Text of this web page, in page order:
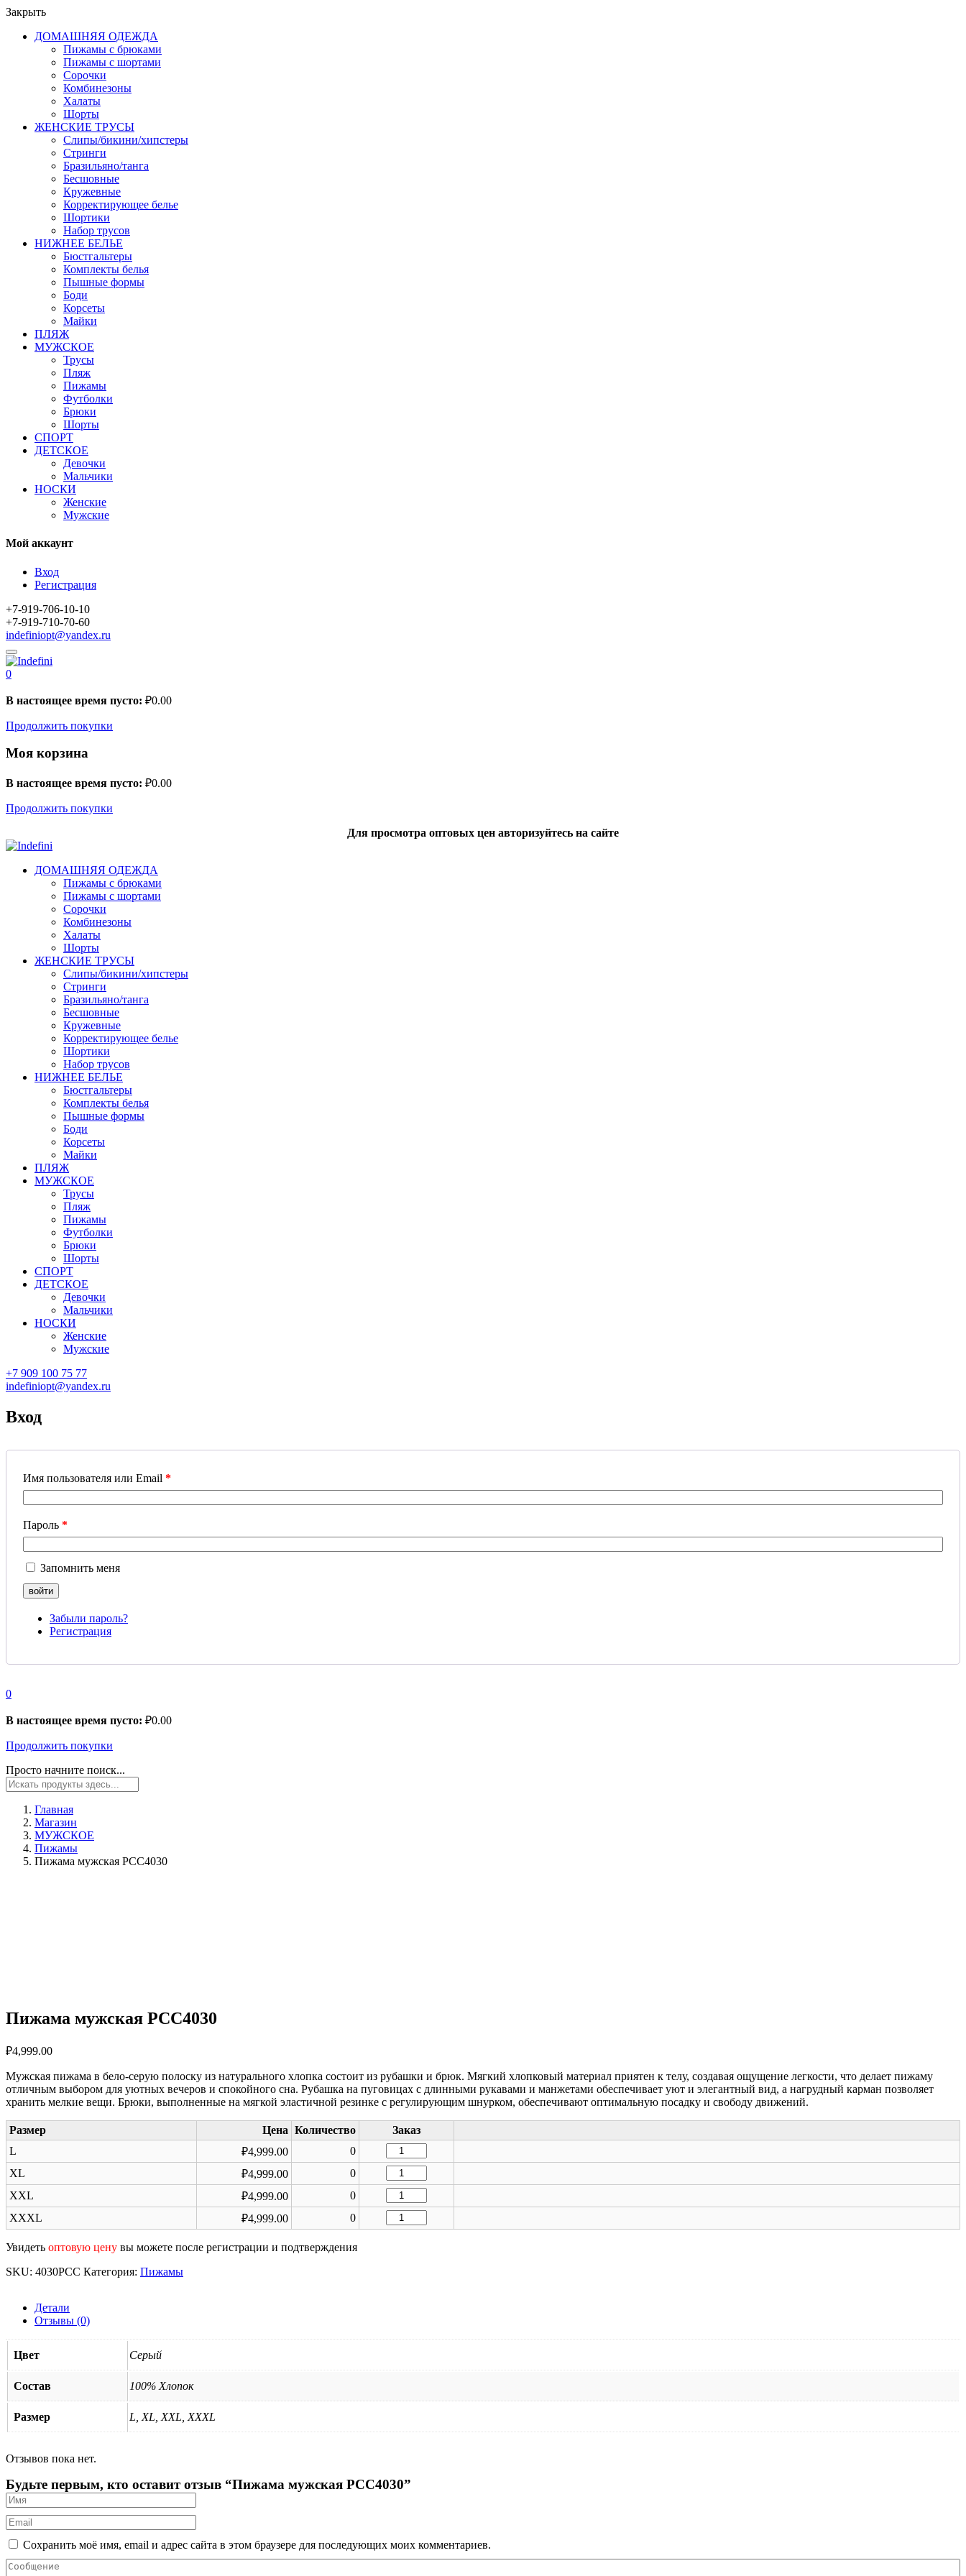
Закрыть
ДОМАШНЯЯ ОДЕЖДА
Пижамы с брюками
Пижамы с шортами
Сорочки
Комбинезоны
Халаты
Шорты
ЖЕНСКИЕ ТРУСЫ
Слипы/бикини/хипстеры
Стринги
Бразильяно/танга
Бесшовные
Кружевные
Корректирующее белье
Шортики
Набор трусов
НИЖНЕЕ БЕЛЬЕ
Бюстгальтеры
Комплекты белья
Пышные формы
Боди
Корсеты
Майки
ПЛЯЖ
МУЖСКОЕ
Трусы
Пляж
Пижамы
Футболки
Брюки
Шорты
СПОРТ
ДЕТСКОЕ
Девочки
Мальчики
НОСКИ
Женские
Мужские
Мой аккаунт
Вход
Регистрация
+7-919-706-10-10
+7-919-710-70-60
indefiniopt@yandex.ru
0
В настоящее время пусто: ₽0.00
Продолжить покупки
Моя корзина
В настоящее время пусто: ₽0.00
Продолжить покупки
Для просмотра оптовых цен авторизуйтесь на сайте
ДОМАШНЯЯ ОДЕЖДА
Пижамы с брюками
Пижамы с шортами
Сорочки
Комбинезоны
Халаты
Шорты
ЖЕНСКИЕ ТРУСЫ
Слипы/бикини/хипстеры
Стринги
Бразильяно/танга
Бесшовные
Кружевные
Корректирующее белье
Шортики
Набор трусов
НИЖНЕЕ БЕЛЬЕ
Бюстгальтеры
Комплекты белья
Пышные формы
Боди
Корсеты
Майки
ПЛЯЖ
МУЖСКОЕ
Трусы
Пляж
Пижамы
Футболки
Брюки
Шорты
СПОРТ
ДЕТСКОЕ
Девочки
Мальчики
НОСКИ
Женские
Мужские
+7 909 100 75 77
indefiniopt@yandex.ru
Вход
Имя пользователя или Email *
Пароль *
Запомнить меня
Забыли пароль?
Регистрация
0
В настоящее время пусто: ₽0.00
Продолжить покупки
Просто начните поиск...
Главная
Магазин
МУЖСКОЕ
Пижамы
Пижама мужская PCC4030
Пижама мужская PCC4030
₽4,999.00
Мужская пижама в бело-серую полоску из натурального хлопка состоит из рубашки и брюк. Мягкий хлопковый материал приятен к телу, создавая ощущение легкости, что делает пижаму
отличным выбором для уютных вечеров и спокойного сна. Рубашка на пуговицах с длинными рукавами и манжетами обеспечивает уют и элегантный вид, а нагрудный карман позволяет
хранить мелкие вещи. Брюки, выполненные на мягкой эластичной резинке с регулирующим шнурком, обеспечивают оптимальную посадку и свободу движений.
Размер Цена Количество
Заказ
L
₽4,999.00 0
Количество
товара
Пижама
мужская
PCC4030
XL ₽4,999.00 0
Количество
товара
Пижама
мужская
PCC4030
XXL ₽4,999.00 0
Количество
товара
Пижама
мужская
XXXL ₽4,999.00 0
Количество
товара
Увидеть оптовую цену вы можете после регистрации и подтверждения
SKU: 4030PCC Категория: Пижамы
Детали
Отзывы (0)
Цвет Серый
Состав 100% Хлопок
Размер L, XL, XXL, XXXL
Отзывов пока нет.
Будьте первым, кто оставит отзыв “Пижама мужская PCC4030”
Сохранить моё имя, email и адрес сайта в этом браузере для последующих моих комментариев.